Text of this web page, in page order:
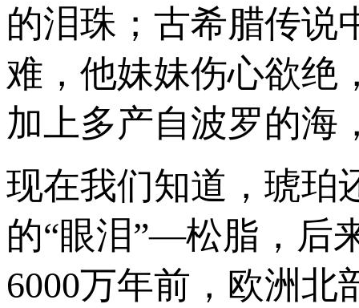
的泪珠；古希腊传说
难，他妹妹伤心欲绝
加上多产自波罗的海
现在我们知道，琥珀
的“眼泪”—松脂，后
6000万年前，欧洲